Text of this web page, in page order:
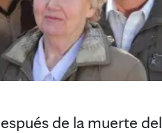
de la muerte del